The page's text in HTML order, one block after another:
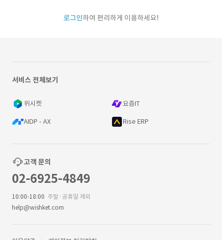
로그인하여 편리하게 이용하세요!
서비스 전체보기
위시켓 요즘IT
AIDP - AX Rise ERP
고객 문의
02-6925-4849
10:00-18:00 주말·공휴일 제외
help@wishket.com